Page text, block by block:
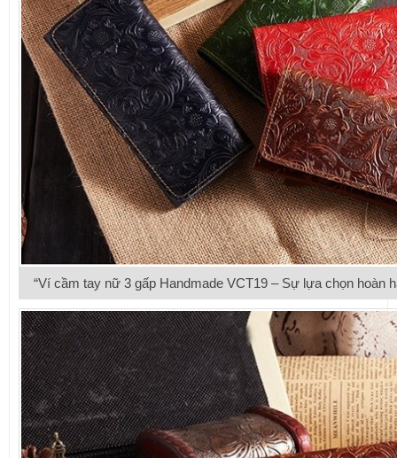
“Ví cầm tay nữ 3 gấp Handmade VCT19 – Sự lựa chọn hoàn